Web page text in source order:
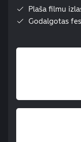
Plaša filmu
Godalgotas